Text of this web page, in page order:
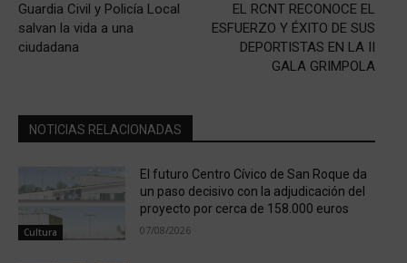
Guardia Civil y Policía Local
salvan la vida a una
ciudadana
EL RCNT RECONOCE EL
ESFUERZO Y ÉXITO DE SUS
DEPORTISTAS EN LA II
GALA GRIMPOLA
NOTICIAS RELACIONADAS
Cultura
El futuro Centro Cívico de San Roque da
un paso decisivo con la adjudicación del
proyecto por cerca de 158.000 euros
07/08/2026